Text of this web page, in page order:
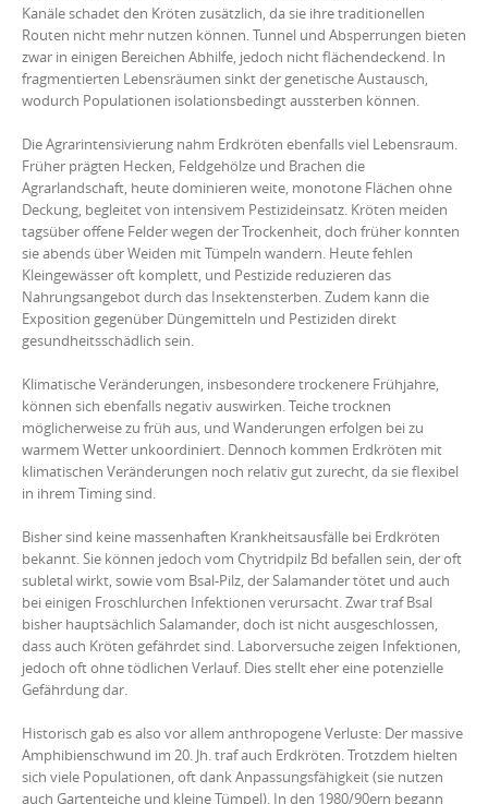
Kanäle schadet den Kröten zusätzlich, da sie ihre traditionellen
Routen nicht mehr nutzen können. Tunnel und Absperrungen bieten
zwar in einigen Bereichen Abhilfe, jedoch nicht flächendeckend. In
fragmentierten Lebensräumen sinkt der genetische Austausch,
wodurch Populationen isolationsbedingt aussterben können.
Die Agrarintensivierung nahm Erdkröten ebenfalls viel Lebensraum.
Früher prägten Hecken, Feldgehölze und Brachen die
Agrarlandschaft, heute dominieren weite, monotone Flächen ohne
Deckung, begleitet von intensivem Pestizideinsatz. Kröten meiden
tagsüber offene Felder wegen der Trockenheit, doch früher konnten
sie abends über Weiden mit Tümpeln wandern. Heute fehlen
Kleingewässer oft komplett, und Pestizide reduzieren das
Nahrungsangebot durch das Insektensterben. Zudem kann die
Exposition gegenüber Düngemitteln und Pestiziden direkt
gesundheitsschädlich sein.
Klimatische Veränderungen, insbesondere trockenere Frühjahre,
können sich ebenfalls negativ auswirken. Teiche trocknen
möglicherweise zu früh aus, und Wanderungen erfolgen bei zu
warmem Wetter unkoordiniert. Dennoch kommen Erdkröten mit
klimatischen Veränderungen noch relativ gut zurecht, da sie flexibel
in ihrem Timing sind.
Bisher sind keine massenhaften Krankheitsausfälle bei Erdkröten
bekannt. Sie können jedoch vom Chytridpilz Bd befallen sein, der oft
subletal wirkt, sowie vom Bsal-Pilz, der Salamander tötet und auch
bei einigen Froschlurchen Infektionen verursacht. Zwar traf Bsal
bisher hauptsächlich Salamander, doch ist nicht ausgeschlossen,
dass auch Kröten gefährdet sind. Laborversuche zeigen Infektionen,
jedoch oft ohne tödlichen Verlauf. Dies stellt eher eine potenzielle
Gefährdung dar.
Historisch gab es also vor allem anthropogene Verluste: Der massive
Amphibienschwund im 20. Jh. traf auch Erdkröten. Trotzdem hielten
sich viele Populationen, oft dank Anpassungsfähigkeit (sie nutzen
auch Gartenteiche und kleine Tümpel). In den 1980/90ern begann